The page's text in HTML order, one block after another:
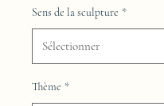
Sens de la sculpture *
Thème *